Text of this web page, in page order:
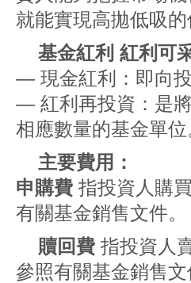
就能實現高拋低吸的
基金紅利 紅利可
— 現金紅利：即向投
— 紅利再投資：是
相應數量的基金單位
主要費用：
申購費 指投資人購
有關基金銷售文件。
贖回費 指投資人
參照有關基金銷售文